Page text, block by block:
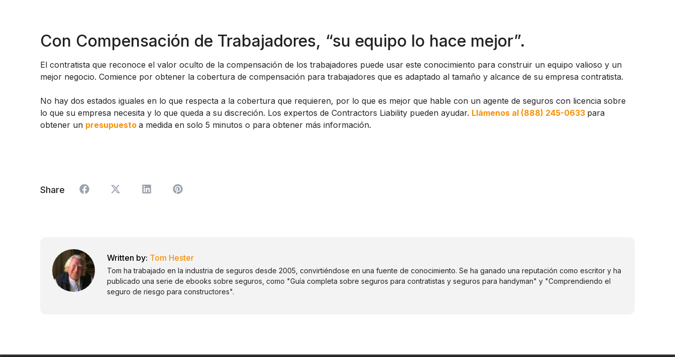
Con Compensación de Trabajadores, “su equipo lo hace mejor”.
El contratista que reconoce el valor oculto de la compensación de los trabajadores puede usar este conocimiento para construir un equipo valioso y un
mejor negocio. Comience por obtener la cobertura de compensación para trabajadores que es adaptado al tamaño y alcance de su empresa contratista.
No hay dos estados iguales en lo que respecta a la cobertura que requieren, por lo que es mejor que hable con un agente de seguros con licencia sobre
lo que su empresa necesita y lo que queda a su discreción. Los expertos de Contractors Liability pueden ayudar. Llámenos al (888) 245-0633 para
obtener un presupuesto a medida en solo 5 minutos o para obtener más información.
Share
Tom Hester
Tom ha trabajado en la industria de seguros desde 2005, convirtiéndose en una fuente de conocimiento. Se ha ganado una reputación como escritor y ha
publicado una serie de ebooks sobre seguros, como "Guía completa sobre seguros para contratistas y seguros para handyman" y "Comprendiendo el
seguro de riesgo para constructores".